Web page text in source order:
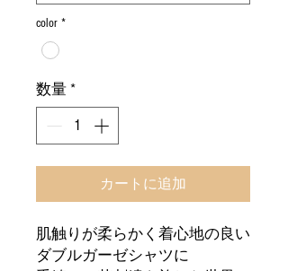
color *
数量 *
カートに追加
肌触りが柔らかく着心地の良い
ダブルガーゼシャツに